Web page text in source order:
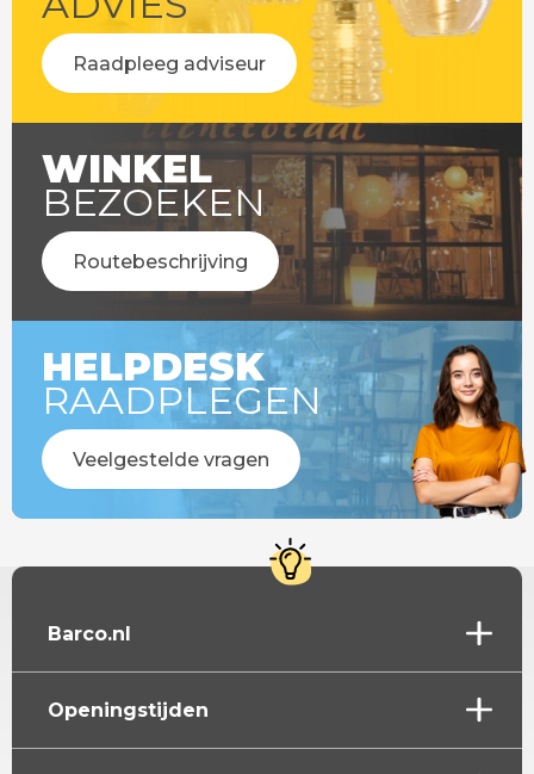
Raadpleeg adviseur
WINKEL
BEZOEKEN
Routebeschrijving
HELPDESK
RAADPLEGEN
Veelgestelde vragen
Barco.nl
Openingstijden